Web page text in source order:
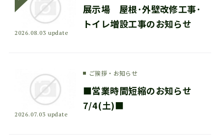
2026.08.03 update
展示場 屋根･外壁改修工事･
トイレ増設工事のお知らせ
2026.07.03 update
ご挨拶・お知らせ
■営業時間短縮のお知らせ
7/4(土)■